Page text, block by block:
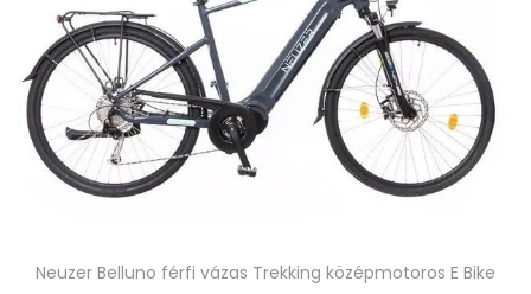
Neuzer Belluno férfi vázas Trekking középmotoros E Bike